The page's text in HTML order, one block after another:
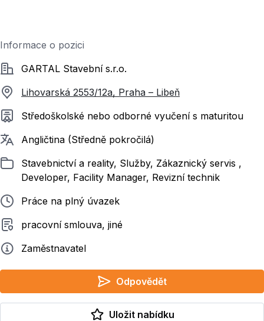
Informace o pozici
SpolečnostGARTAL Stavební s.r.o.
Lihovarská 2553/12a, Praha – Libeň
Požadované vzdělání
Středoškolské nebo odborné vyučení s maturitou
Požadované jazyky
Angličtina (Středně pokročilá)
ZařazenoStavebnictví a reality, Služby, Zákaznický servis ,
Developer, Facility Manager, Revizní technik
Typ pracovního poměru
Práce na plný úvazek
Typ smluvního vztahu
pracovní smlouva, jiné
ZadavatelZaměstnavatel
Odpovědět
Uložit nabídku